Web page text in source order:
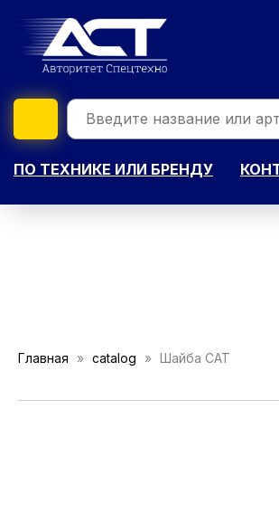
ПО ТЕХНИКЕ ИЛИ БРЕНДУ
Главная catalog Шайба CAT